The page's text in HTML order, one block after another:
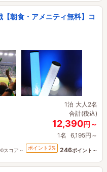
朝食・アメニティ無料】コ
1泊 大人2名
合計(税込)
12,390円～
1名 6,195円～
スコア～ ポイント 2% 246ポイント～